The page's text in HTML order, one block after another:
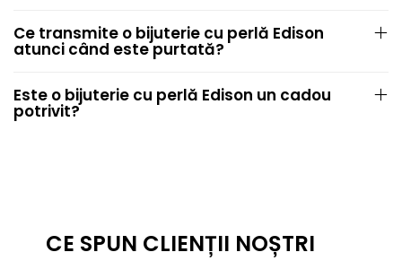
Ce transmite o bijuterie cu perlă Edison
atunci când este purtată?
Este o bijuterie cu perlă Edison un cadou
potrivit?
CE SPUN CLIENȚII NOȘTRI